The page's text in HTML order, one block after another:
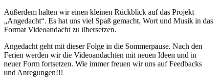
Außerdem halten wir einen kleinen Rückblick auf das Projekt
„Angedacht“. Es hat uns viel Spaß gemacht, Wort und Musik in das
Format Videoandacht zu übersetzen.
Angedacht geht mit dieser Folge in die Sommerpause. Nach den
Ferien werden wir die Videoandachten mit neuen Ideen und in
neuer Form fortsetzen. Wie immer freuen wir uns auf Feedbacks
und Anregungen!!!